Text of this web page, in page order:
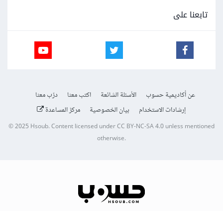
تابعنا على
عن أكاديمية حسوب الأسئلة الشائعة اكتب معنا
درّب معنا
إرشادات الاستخدام
بيان الخصوصية مركز المساعدة
© 2025Hsoub.Content licensed underCC BY-NC-SA 4.0unless mentioned
otherwise.